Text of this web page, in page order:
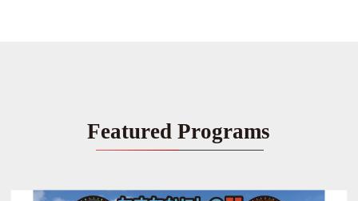
Featured Programs